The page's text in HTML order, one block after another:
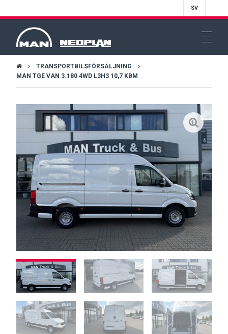
SV
TRANSPORTBILSFÖRSÄLJNING
MAN TGE VAN 3.180 4WD L3H3 10,7 KBM